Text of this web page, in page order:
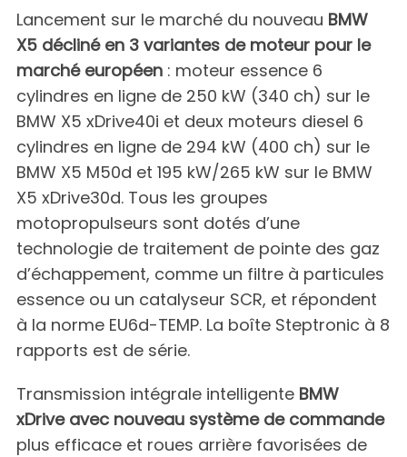
Lancement sur le marché du nouveau BMW
X5 décliné en 3 variantes de moteur pour le
marché européen: moteur essence 6
cylindres en ligne de 250 kW (340 ch) sur le
BMW X5 xDrive40i et deux moteurs diesel 6
cylindres en ligne de 294 kW (400 ch) sur le
BMW X5 M50d et 195 kW/265 kW sur le BMW
X5 xDrive30d. Tous les groupes
motopropulseurs sont dotés d’une
technologie de traitement de pointe des gaz
d’échappement, comme un filtre à particules
essence ou un catalyseur SCR, et répondent
à la norme EU6d-TEMP. La boîte Steptronic à 8
rapports est de série.
Transmission intégrale intelligente BMW
xDrive avec nouveau système de commande
plus efficace et roues arrière favorisées de